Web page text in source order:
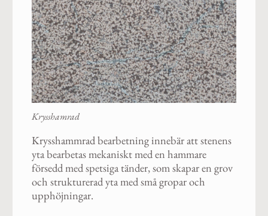
Krysshamrad
Krysshammrad bearbetning innebär att stenens
yta bearbetas mekaniskt med en hammare
försedd med spetsiga tänder, som skapar en grov
och strukturerad yta med små gropar och
upphöjningar.